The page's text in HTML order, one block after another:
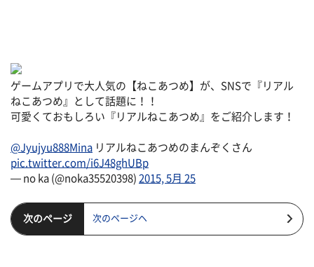
ゲームアプリで大人気の【ねこあつめ】が、SNSで『リアル
ねこあつめ』として話題に！！
可愛くておもしろい『リアルねこあつめ』をご紹介します！
@Jyujyu888Mina リアルねこあつめのまんぞくさん
pic.twitter.com/i6J48ghUBp
— no ka (@noka35520398) 2015, 5月 25
次のページ 次のページヘ